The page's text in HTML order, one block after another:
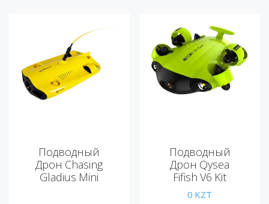
Подводный
Дрон Chasing
Gladius Mini
Подводный
Дрон Qysea
Fifish V6 Kit
0 KZT